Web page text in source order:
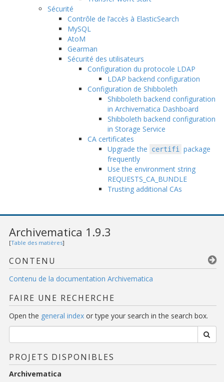
Sécurité
Contrôle de l’accès à ElasticSearch
MySQL
AtoM
Gearman
Sécurité des utilisateurs
Configuration du protocole LDAP
LDAP backend configuration
Configuration de Shibboleth
Shibboleth backend configuration
in Archivematica Dashboard
Shibboleth backend configuration
in Storage Service
CA certificates
Upgrade the
certifi
package
frequently
Use the environment string
REQUESTS_CA_BUNDLE
Trusting additional CAs
Archivematica 1.9.3
[Table des matières]
CONTENU
Contenu de la documentation Archivematica
FAIRE UNE RECHERCHE
Open the general index or type your search in the search box.
PROJETS DISPONIBLES
Archivematica